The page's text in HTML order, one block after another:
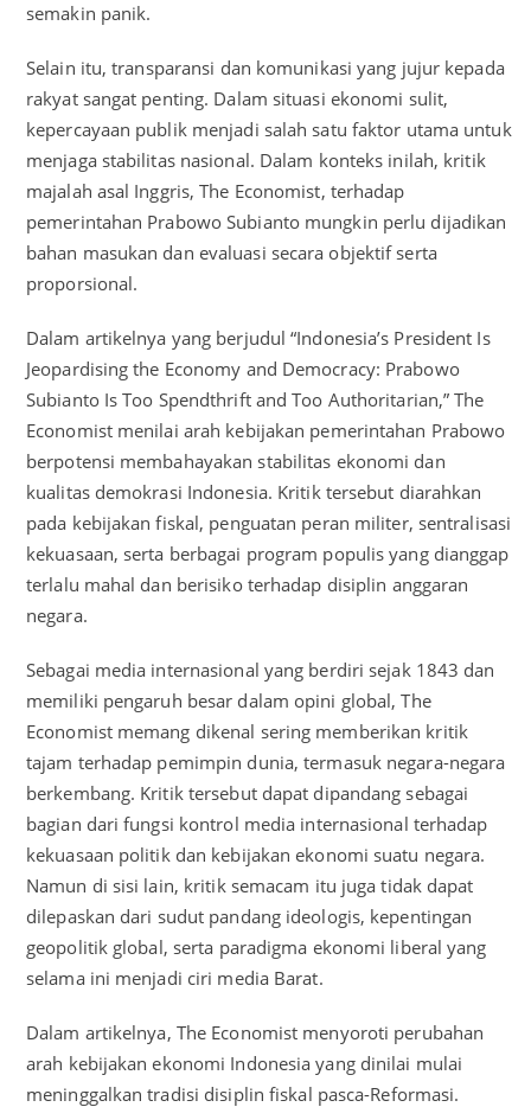
semakin panik.
Selain itu, transparansi dan komunikasi yang jujur kepada
rakyat sangat penting. Dalam situasi ekonomi sulit,
kepercayaan publik menjadi salah satu faktor utama untuk
menjaga stabilitas nasional. Dalam konteks inilah, kritik
majalah asal Inggris, The Economist, terhadap
pemerintahan Prabowo Subianto mungkin perlu dijadikan
bahan masukan dan evaluasi secara objektif serta
proporsional.
Dalam artikelnya yang berjudul “Indonesia’s President Is
Jeopardising the Economy and Democracy: Prabowo
Subianto Is Too Spendthrift and Too Authoritarian,” The
Economist menilai arah kebijakan pemerintahan Prabowo
berpotensi membahayakan stabilitas ekonomi dan
kualitas demokrasi Indonesia. Kritik tersebut diarahkan
pada kebijakan fiskal, penguatan peran militer, sentralisasi
kekuasaan, serta berbagai program populis yang dianggap
terlalu mahal dan berisiko terhadap disiplin anggaran
negara.
Sebagai media internasional yang berdiri sejak 1843 dan
memiliki pengaruh besar dalam opini global, The
Economist memang dikenal sering memberikan kritik
tajam terhadap pemimpin dunia, termasuk negara-negara
berkembang. Kritik tersebut dapat dipandang sebagai
bagian dari fungsi kontrol media internasional terhadap
kekuasaan politik dan kebijakan ekonomi suatu negara.
Namun di sisi lain, kritik semacam itu juga tidak dapat
dilepaskan dari sudut pandang ideologis, kepentingan
geopolitik global, serta paradigma ekonomi liberal yang
selama ini menjadi ciri media Barat.
Dalam artikelnya, The Economist menyoroti perubahan
arah kebijakan ekonomi Indonesia yang dinilai mulai
meninggalkan tradisi disiplin fiskal pasca-Reformasi.